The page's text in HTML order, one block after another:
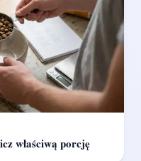
właściwą porcję